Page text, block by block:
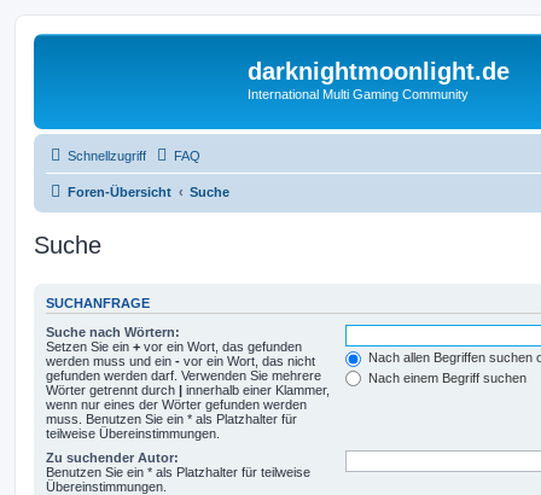
darknightmoonlight.de
International Multi Gaming Community
Schnellzugriff FAQ
Foren-Übersicht Suche
Suche
SUCHANFRAGE
Suche nach Wörtern:
Setzen Sie ein + vor ein Wort, das gefunden
werden muss und ein - vor ein Wort, das nicht
gefunden werden darf. Verwenden Sie mehrere
Wörter getrennt durch | innerhalb einer Klammer,
wenn nur eines der Wörter gefunden werden
muss. Benutzen Sie ein * als Platzhalter für
teilweise Übereinstimmungen.
Nach allen Begriffen suchen
Nach einem Begriff suchen
Zu suchender Autor:
Benutzen Sie ein * als Platzhalter für teilweise
Übereinstimmungen.